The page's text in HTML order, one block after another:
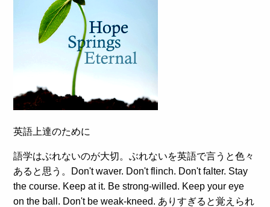
英語上達のために
語学はぶれないのが大切。ぶれないを英語で言うと色々
あると思う。Don't waver. Don't flinch. Don't falter. Stay
the course. Keep at it. Be strong-willed. Keep your eye
on the ball. Don't be weak-kneed. ありすぎると覚えられ